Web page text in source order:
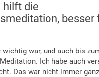
hilft die
besser
war, und auch bis
Ich habe auch
Das war nicht immer